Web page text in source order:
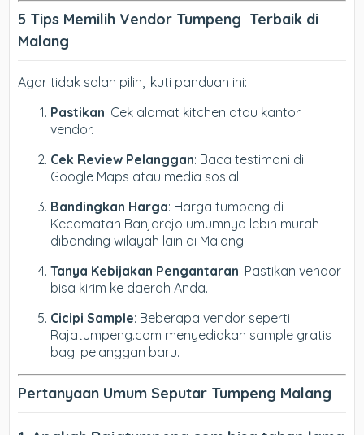
5 Tips Memilih Vendor Tumpeng Terbaik di
Malang
Agar tidak salah pilih, ikuti panduan ini:
Pastikan: Cek alamat kitchen atau kantor
vendor.
Cek Review Pelanggan: Baca testimoni di
Google Maps atau media sosial.
Bandingkan Harga: Harga tumpeng di
Kecamatan Banjarejo umumnya lebih murah
dibanding wilayah lain di Malang.
Tanya Kebijakan Pengantaran: Pastikan vendor
bisa kirim ke daerah Anda.
Cicipi Sample: Beberapa vendor seperti
Rajatumpeng.com menyediakan sample gratis
bagi pelanggan baru.
Pertanyaan Umum Seputar Tumpeng Malang